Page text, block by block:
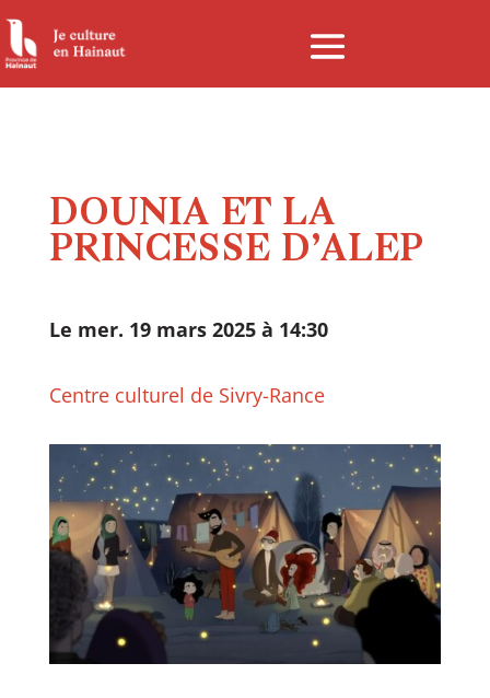
Panneau de gestion des cookies
DOUNIA ET LA
PRINCESSE D’ALEP
Le mer. 19 mars 2025 à 14:30
Centre culturel de Sivry-Rance